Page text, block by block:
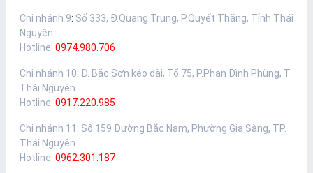
Chi nhánh 9: Số 333, Đ.Quang Trung, P.Quyết Thắng, Tỉnh Thái
Nguyên
Hotline: 0974.980.706
Chi nhánh 10: Đ. Bắc Sơn kéo dài, Tổ 75, P.Phan Đình Phùng, T.
Thái Nguyên
Hotline: 0917.220.985
Chi nhánh 11 : Số 159 Đường Bắc Nam, Phường Gia Sàng, TP.
Thái Nguyên
Hotline: 0962.301.187